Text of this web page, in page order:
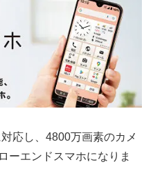
応し、4800万画素のカメ
ーエンドスマホになりま